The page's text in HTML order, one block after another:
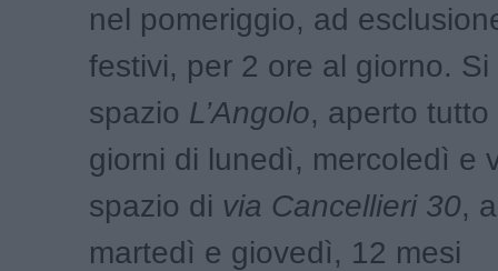
nel pomeriggio, ad
festivi, per 2 ore al giorno.
spazio L’Angolo, aperto
giorni di lunedì, mercoledì e
spazio di via Cancellieri 30,
martedì e giovedì, 12 mesi